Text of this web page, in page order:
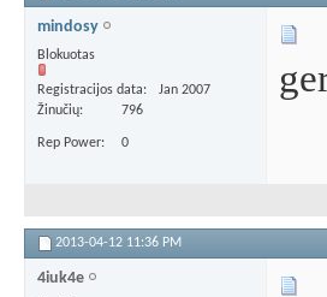
mindosy
Blokuotas
Registracijos data
Jan 2007
Žinučių
796
Rep Power 0
2013-04-12 11:36 PM
4iuk4e